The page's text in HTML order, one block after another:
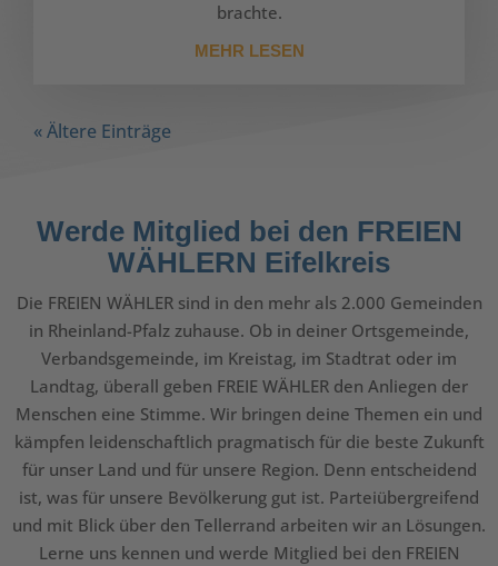
brachte.
MEHR LESEN
« Ältere Einträge
Werde Mitglied bei den FREIEN
WÄHLERN Eifelkreis
Die FREIEN WÄHLER sind in den mehr als 2.000 Gemeinden
in Rheinland-Pfalz zuhause. Ob in deiner Ortsgemeinde,
Verbandsgemeinde, im Kreistag, im Stadtrat oder im
Landtag, überall geben FREIE WÄHLER den Anliegen der
Menschen eine Stimme. Wir bringen deine Themen ein und
kämpfen leidenschaftlich pragmatisch für die beste Zukunft
für unser Land und für unsere Region. Denn entscheidend
ist, was für unsere Bevölkerung gut ist. Parteiübergreifend
und mit Blick über den Tellerrand arbeiten wir an Lösungen.
Lerne uns kennen und werde Mitglied bei den FREIEN